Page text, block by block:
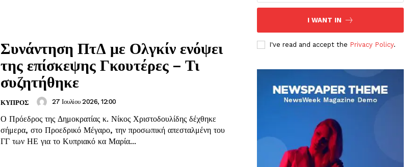
Συνάντηση ΠτΔ με Ολγκίν ενόψει
της επίσκεψης Γκουτέρες – Τι
συζητήθηκε
ΚΥΠΡΟΣ 27 Ιουλίου 2026, 12:00
Ο Πρόεδρος της Δημοκρατίας κ. Νίκος Χριστοδουλίδης δέχθηκε
σήμερα, στο Προεδρικό Μέγαρο, την προσωπική απεσταλμένη του
ΓΓ των ΗΕ για το Κυπριακό κα Μαρία...
I WANT IN
I've read and accept the Privacy Policy.